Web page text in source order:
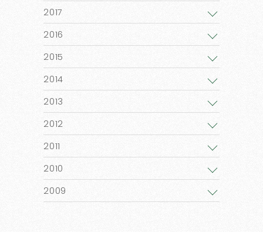
2017
2016
2015
2014
2013
2012
2011
2010
2009